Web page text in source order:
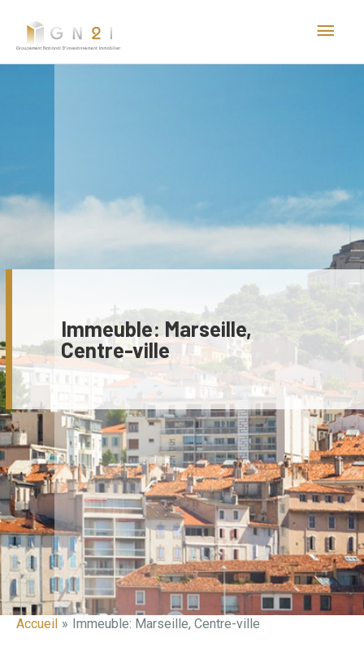
Immeuble: Marseille,
Centre-ville
Accueil Immeuble: Marseille, Centre-ville
Navigation